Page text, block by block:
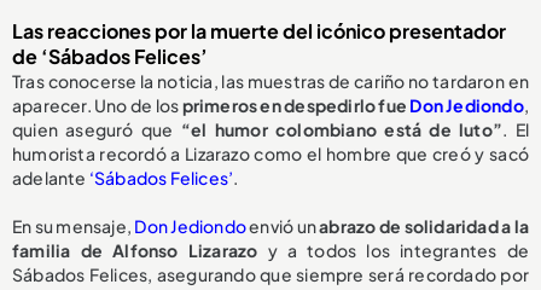
Las reacciones por la muerte del icónico presentador
de ‘Sábados Felices’
Tras conocerse la noticia, las muestras de cariño no tardaron en
aparecer. Uno de losprimeros en despedirlo fue Don Jediondo,
quien aseguró que “el humor colombiano está de luto”. El
humorista recordó a Lizarazo como el hombre que creó y sacó
adelante ‘Sábados Felices’.
En su mensaje, Don Jediondoenvió unabrazo de solidaridad a la
familia de Alfonso Lizarazo y a todos los integrantes de
Sábados Felices, asegurando que siempre será recordado por